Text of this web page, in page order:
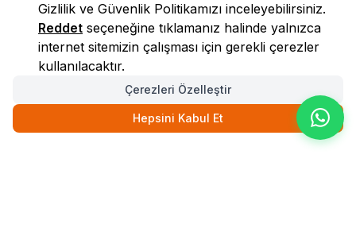
LokmanAVM
Gizlilik ve Güvenlik Politikamızı inceleyebilirsiniz.
Reddet seçeneğine tıklamanız halinde yalnızca
internet sitemizin çalışması için gerekli çerezler
kullanılacaktır.
Çerezleri Özelleştir
Hepsini Kabul Et